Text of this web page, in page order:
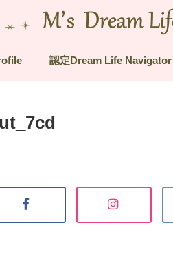
認定Dream Life Navigator